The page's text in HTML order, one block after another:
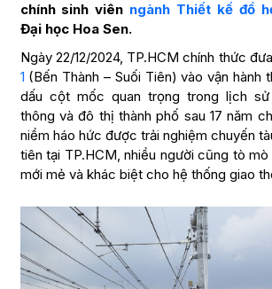
chính sinh viên ngành Thiết kế đồ
Đại học Hoa Sen.
Ngày 22/12/2024, TP.HCM chính thức đưa
1 (Bến Thành – Suối Tiên) vào vận hành
dấu cột mốc quan trọng trong lịch
thông và đô thị thành phố sau 17 năm
niềm háo hức được trải nghiệm chuyến
tiên tại TP.HCM, nhiều người cũng tò
mới mẻ và khác biệt cho hệ thống giao